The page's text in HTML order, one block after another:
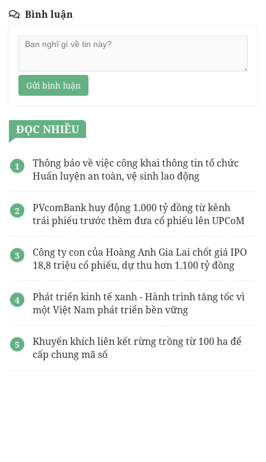
Bình luận
Gửi bình luận
ĐỌC NHIỀU
Thông báo về việc công khai thông tin tổ chức
Huấn luyện an toàn, vệ sinh lao động
PVcomBank huy động 1.000 tỷ đồng từ kênh
trái phiếu trước thềm đưa cổ phiếu lên UPCoM
Công ty con của Hoàng Anh Gia Lai chốt giá IPO
18,8 triệu cổ phiếu, dự thu hơn 1.100 tỷ đồng
Phát triển kinh tế xanh - Hành trình tăng tốc vì
một Việt Nam phát triển bền vững
Khuyến khích liên kết rừng trồng từ 100 ha để
cấp chung mã số